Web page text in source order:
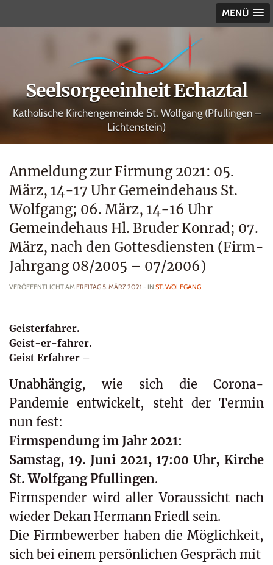
MENÜ
Seelsorgeeinheit Echaztal
Katholische Kirchengemeinde St. Wolfgang (Pfullingen –
Lichtenstein)
Anmeldung zur Firmung 2021: 05.
März, 14-17 Uhr Gemeindehaus St.
Wolfgang; 06. März, 14-16 Uhr
Gemeindehaus Hl. Bruder Konrad; 07.
März, nach den Gottesdiensten (Firm-
Jahrgang 08/2005 – 07/2006)
VERÖFFENTLICHT AM FREITAG 5. MÄRZ 2021 - IN ST. WOLFGANG
Geisterfahrer.
Geist-er-fahrer.
Geist Erfahrer –
Unabhängig, wie sich die Corona-
Pandemie entwickelt, steht der Termin
nun fest:
Firmspendung im Jahr 2021:
Samstag, 19. Juni 2021, 17:00 Uhr, Kirche
St. Wolfgang Pfullingen.
Firmspender wird aller Voraussicht nach
wieder Dekan Hermann Friedl sein.
Die Firmbewerber haben die Möglichkeit,
sich bei einem persönlichen Gespräch mit